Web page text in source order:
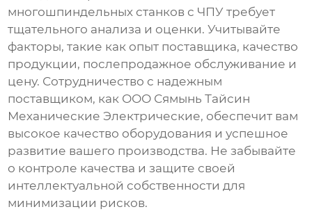
многошпиндельных станков с ЧПУ требует
тщательного анализа и оценки. Учитывайте
факторы, такие как опыт поставщика, качество
продукции, послепродажное обслуживание и
цену. Сотрудничество с надежным
поставщиком, как ООО Сямынь Тайсин
Механические Электрические, обеспечит вам
высокое качество оборудования и успешное
развитие вашего производства. Не забывайте
о контроле качества и защите своей
интеллектуальной собственности для
минимизации рисков.